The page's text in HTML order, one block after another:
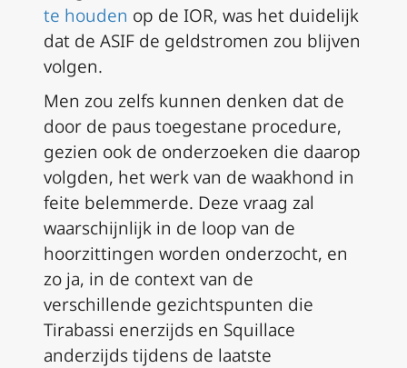
te houden op de IOR, was het duidelijk
dat de ASIF de geldstromen zou blijven
volgen.
Men zou zelfs kunnen denken dat de
door de paus toegestane procedure,
gezien ook de onderzoeken die daarop
volgden, het werk van de waakhond in
feite belemmerde. Deze vraag zal
waarschijnlijk in de loop van de
hoorzittingen worden onderzocht, en
zo ja, in de context van de
verschillende gezichtspunten die
Tirabassi enerzijds en Squillace
anderzijds tijdens de laatste